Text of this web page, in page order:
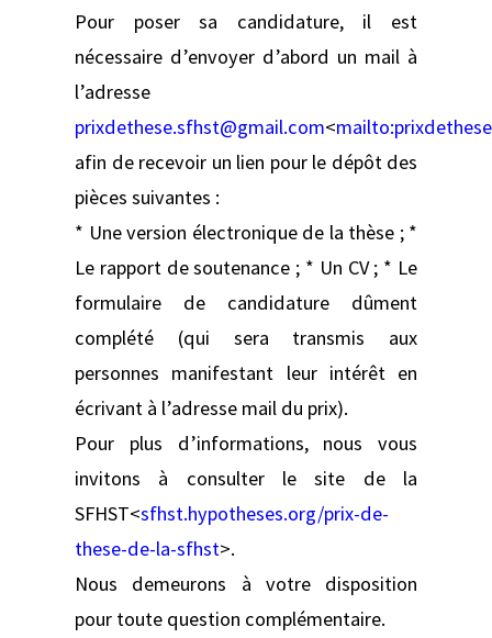
Pour poser sa candidature, il est
nécessaire d’envoyer d’abord un mail à
l’adresse
prixdethese.sfhst@gmail.com<mailto:
afin de recevoir un lien pour le dépôt des
pièces suivantes :
* Une version électronique de la thèse ; *
Le rapport de soutenance ; * Un CV ; * Le
formulaire de candidature dûment
complété (qui sera transmis aux
personnes manifestant leur intérêt en
écrivant à l’adresse mail du prix).
Pour plus d’informations, nous vous
invitons à consulter le site de la
SFHST<sfhst.hypotheses.org/prix-de-
these-de-la-sfhst>.
Nous demeurons à votre disposition
pour toute question complémentaire.